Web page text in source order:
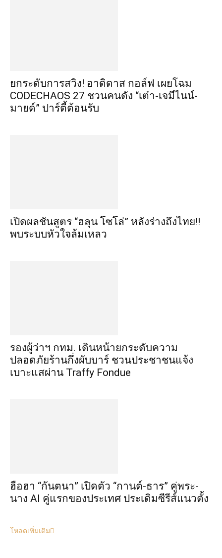
​ยกระดับการสวิง! อาดิดาส กอล์ฟ เผยโฉม
CODECHAOS 27 ชวนคนดัง “เต๋า-เจมีไนน์-
มายด์” ปาร์ตี้ต้อนรับ
เปิดผลชันสูตร “ฮลุน โซโล่” หลังร่างถึงไทย!!
พบระบบหัวใจล้มเหลว
รองผู้ว่าฯ กทม. เดินหน้ายกระดับความ
ปลอดภัยร้านกึ่งผับบาร์ ชวนประชาชนแจ้ง
เบาะแสผ่าน Traffy Fondue
ฮือฮา “กันตนา” เปิดตัว “กานต์-ธาร” คู่พระ-
นาง AI คู่แรกของประเทศ ประเดิมซีรีส์แนวตั้ง
โหลดเพิ่มเติม